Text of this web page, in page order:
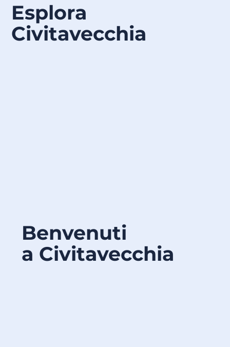
Esplora
Civitavecchia
Benvenuti
a Civitavecchia